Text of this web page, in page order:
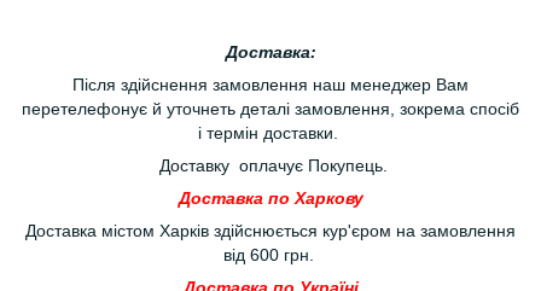
Доставка:
Після здійснення замовлення наш менеджер Вам
перетелефонує й уточнеть деталі замовлення, зокрема спосіб
і термін доставки.
Доставку оплачує Покупець.
Доставка по Харкову
Доставка містом Харків здійснюється кур'єром на замовлення
від 600 грн.